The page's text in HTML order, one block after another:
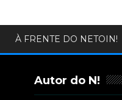
À FRENTE DO NETOIN!
Autor do N!